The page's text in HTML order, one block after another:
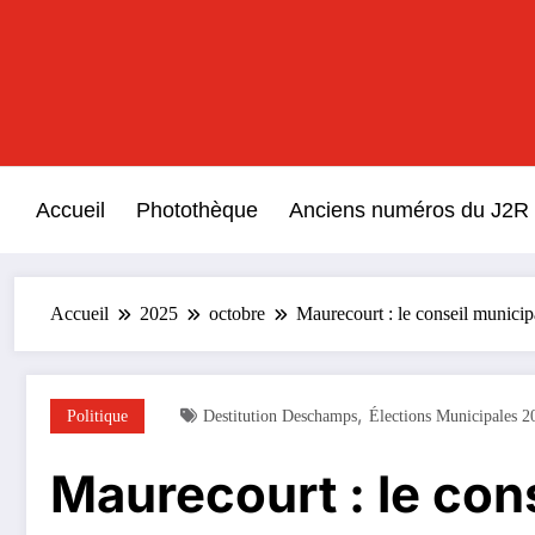
Accueil Photothèque Anciens numéros du J2R
Accueil 2025 octobre Maurecourt : le conseil
Politique Destitution Deschamps, Élections Municipales
Maurecourt : le